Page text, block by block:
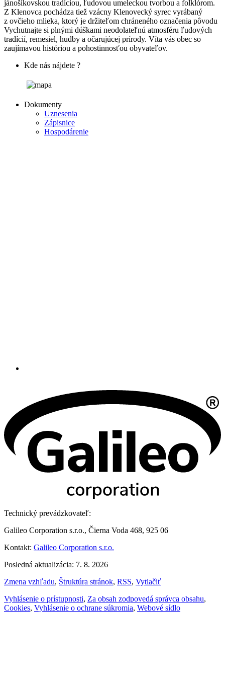
jánošíkovskou tradíciou, ľudovou umeleckou tvorbou a folklórom.
Z Klenovca pochádza tiež vzácny Klenovecký syrec vyrábaný
z ovčieho mlieka, ktorý je držiteľom chráneného označenia pôvodu
Vychutnajte si plnými dúškami neodolateľnú atmosféru ľudových
tradícií, remesiel, hudby a očarujúcej prírody. Víta vás obec so
zaujímavou históriou a pohostinnosťou obyvateľov.
Kde nás nájdete ?
Dokumenty
Uznesenia
Zápisnice
Hospodárenie
Technický prevádzkovateľ:
Galileo Corporation s.r.o., Čierna Voda 468, 925 06
Kontakt: Galileo Corporation s.r.o.
Posledná aktualizácia: 7. 8. 2026
Zmena vzhľadu, Štruktúra stránok, RSS, Vytlačiť
Vyhlásenie o prístupnosti, Za obsah zodpovedá správca obsahu,
Cookies, Vyhlásenie o ochrane súkromia, Webové sídlo